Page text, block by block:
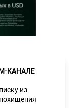
КАНАЛЕ
из